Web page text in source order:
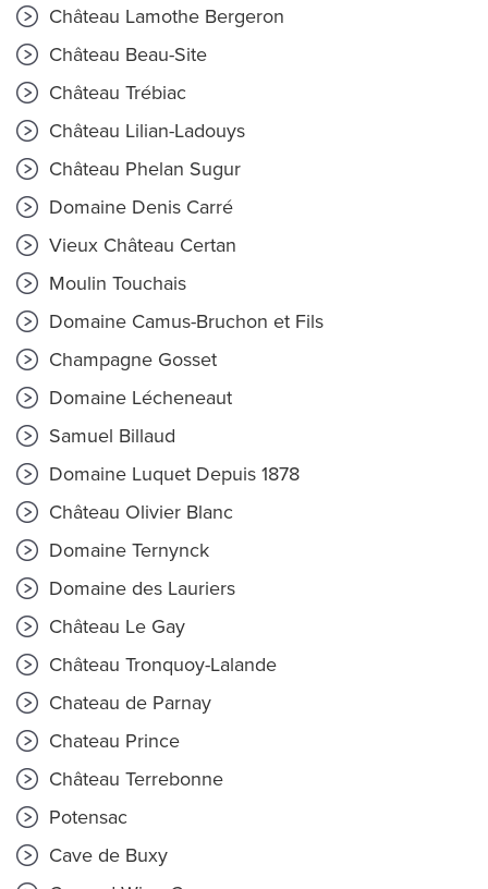
Château Lamothe Bergeron
Château Beau-Site
Château Trébiac
Château Lilian-Ladouys
Château Phelan Sugur
Domaine Denis Carré
Vieux Château Certan
Moulin Touchais
Domaine Camus-Bruchon et Fils
Champagne Gosset
Domaine Lécheneaut
Samuel Billaud
Domaine Luquet Depuis 1878
Château Olivier Blanc
Domaine Ternynck
Domaine des Lauriers
Château Le Gay
Château Tronquoy-Lalande
Chateau de Parnay
Chateau Prince
Château Terrebonne
Potensac
Cave de Buxy